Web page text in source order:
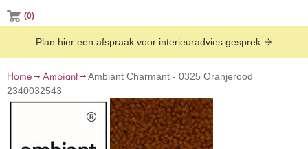
(0)
Plan hier een afspraak voor interieuradvies gesprek
Home Ambiant
Ambiant Charmant - 0325 Oranjerood
2340032543